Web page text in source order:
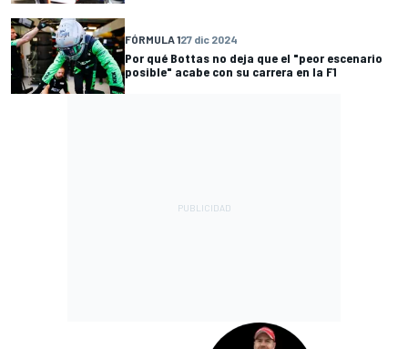
FÓRMULA 127 dic 2024
Por qué Bottas no deja que el "peor escenario
posible" acabe con su carrera en la F1